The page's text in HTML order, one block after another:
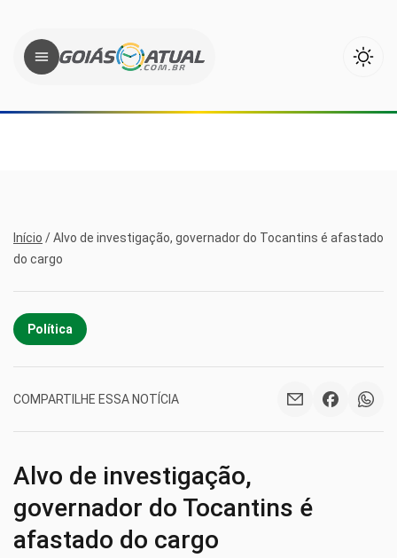
Início /Alvo de investigação, governador do Tocantins é afastado
do cargo
Política
COMPARTILHE ESSA NOTÍCIA
Alvo de investigação,
governador do Tocantins é
afastado do cargo